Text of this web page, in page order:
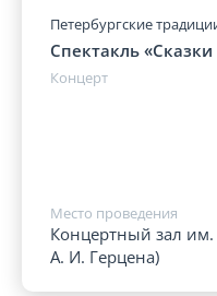
Петербургские
Спектакль
Концерт
Место проведения
Концертный зал
А. И. Герцена)